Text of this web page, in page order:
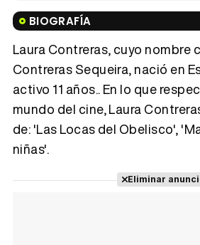
BIOGRAFÍA
Laura Contreras, cuyo nombre
Contreras Sequeira, nació en
activo 11 años.. En lo que
mundo del cine, Laura
de: 'Las Locas del Obelisco',
niñas'.
Eliminar